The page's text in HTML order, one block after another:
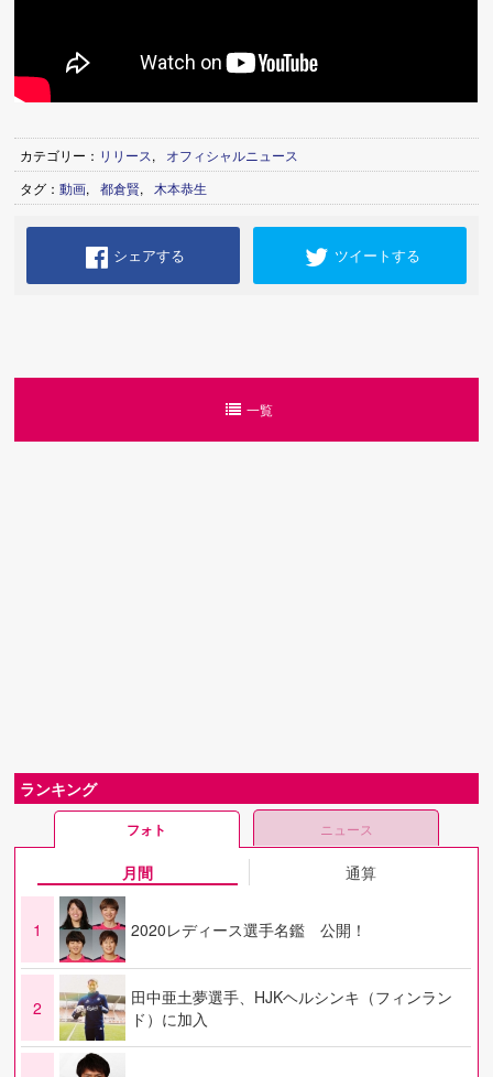
カテゴリー： リリース,
オフィシャルニュース
タグ：動画, 都倉賢, 木本恭生
シェアする ツイートする
一覧
ランキング
フォト ニュース
月間 通算
1 2020レディース選手名鑑 公開！
2
田中亜土夢選手、HJKヘルシンキ（フィンラン
ド）に加入